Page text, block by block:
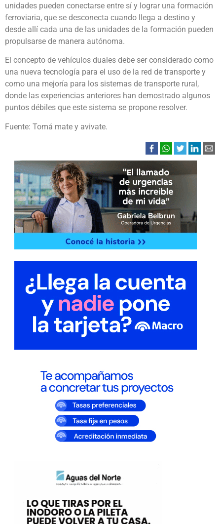
unidades pueden conectarse entre sí y lograr una formación
ferroviaria, que se desconecta cuando llega a destino y
desde allí cada una de las unidades de la formación pueden
propulsarse de manera autónoma.
El concepto de vehículos duales debe ser considerado como
una nueva tecnología para el uso de la red de transporte y
como una mejoría para los sistemas de transporte rural,
donde las experiencias anteriores han demostrado algunos
puntos débiles que este sistema se propone resolver.
Fuente: Tomá mate y avivate.